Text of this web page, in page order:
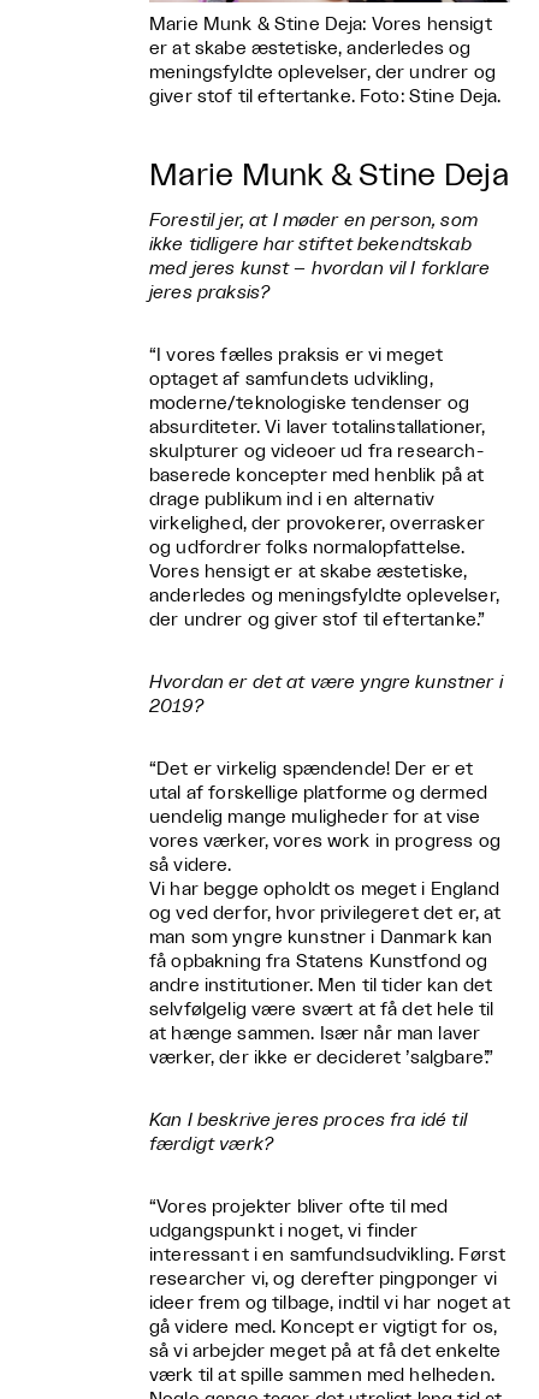
Marie Munk & Stine Deja: Vores hensigt
er at skabe æstetiske, anderledes og
meningsfyldte oplevelser, der undrer og
giver stof til eftertanke. Foto: Stine Deja.
Marie Munk & Stine Deja
Forestil jer, at I møder en person, som
ikke tidligere har stiftet bekendtskab
med jeres kunst – hvordan vil I forklare
jeres praksis?
“I vores fælles praksis er vi meget
optaget af samfundets udvikling,
moderne/teknologiske tendenser og
absurditeter. Vi laver totalinstallationer,
skulpturer og videoer ud fra research-
baserede koncepter med henblik på at
drage publikum ind i en alternativ
virkelighed, der provokerer, overrasker
og udfordrer folks normalopfattelse.
Vores hensigt er at skabe æstetiske,
anderledes og meningsfyldte oplevelser,
der undrer og giver stof til eftertanke.”
Hvordan er det at være yngre kunstner i
2019?
“Det er virkelig spændende! Der er et
utal af forskellige platforme og dermed
uendelig mange muligheder for at vise
vores værker, vores work in progress og
så videre.
Vi har begge opholdt os meget i England
og ved derfor, hvor privilegeret det er, at
man som yngre kunstner i Danmark kan
få opbakning fra Statens Kunstfond og
andre institutioner. Men til tider kan det
selvfølgelig være svært at få det hele til
at hænge sammen. Især når man laver
værker, der ikke er decideret ’salgbare’.”
Kan I beskrive jeres proces fra idé til
færdigt værk?
“Vores projekter bliver ofte til med
udgangspunkt i noget, vi finder
interessant i en samfundsudvikling. Først
researcher vi, og derefter pingponger vi
ideer frem og tilbage, indtil vi har noget at
gå videre med. Koncept er vigtigt for os,
så vi arbejder meget på at få det enkelte
værk til at spille sammen med helheden.